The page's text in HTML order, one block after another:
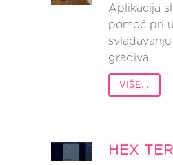
Aplikacija
pomoć pri
gradiva.
VIŠE...
HEX